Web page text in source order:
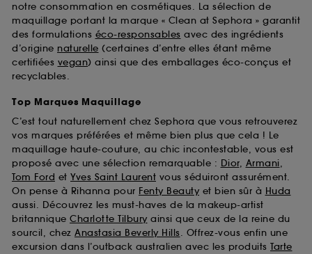
notre consommation en cosmétiques. La sélection de
maquillage portant la marque « Clean at Sephora » garantit
des formulations éco-responsables avec des ingrédients
d’origine naturelle (certaines d’entre elles étant même
certifiées vegan) ainsi que des emballages éco-conçus et
recyclables.
Top Marques Maquillage
C’est tout naturellement chez Sephora que vous retrouverez
vos marques préférées et même bien plus que cela ! Le
maquillage haute-couture, au chic incontestable, vous est
proposé avec une sélection remarquable : Dior, Armani,
Tom Ford et Yves Saint Laurent vous séduiront assurément.
On pense à Rihanna pour Fenty Beauty et bien sûr à Huda
aussi. Découvrez les must-haves de la makeup-artist
britannique Charlotte Tilbury ainsi que ceux de la reine du
sourcil, chez Anastasia Beverly Hills. Offrez-vous enfin une
excursion dans l’outback australien avec les produits Tarte